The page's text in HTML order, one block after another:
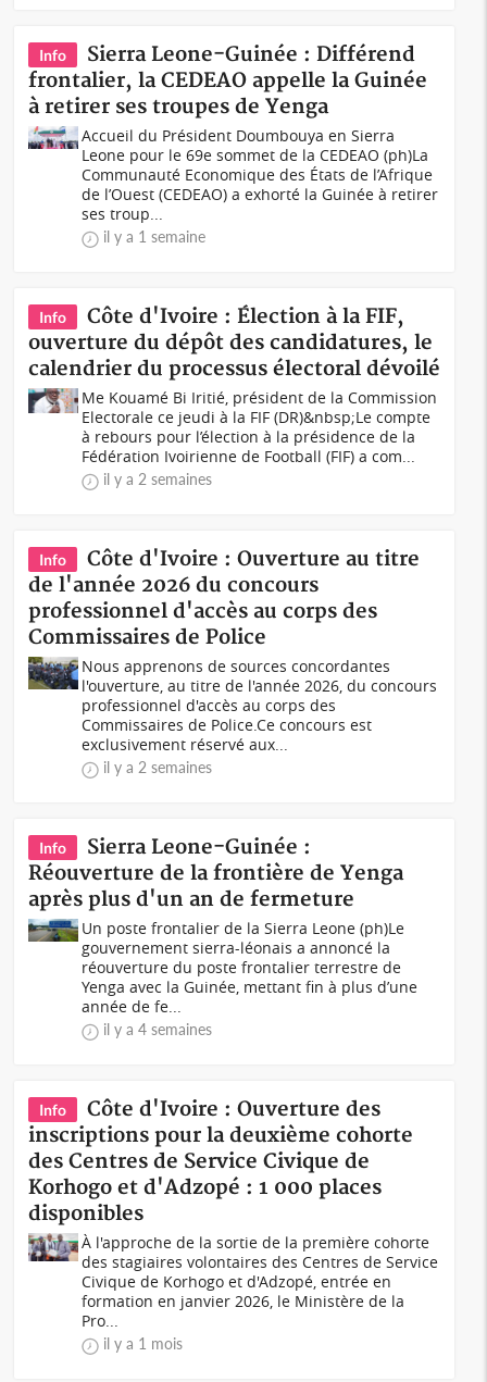
Info
Sierra Leone-Guinée : Différend
frontalier, la CEDEAO appelle la Guinée
à retirer ses troupes de Yenga
Accueil du Président Doumbouya en Sierra
Leone pour le 69e sommet de la CEDEAO (ph)La
Communauté Economique des États de l’Afrique
de l’Ouest (CEDEAO) a exhorté la Guinée à retirer
ses troup...
il y a 1 semaine
Info
Côte d'Ivoire : Élection à la FIF,
ouverture du dépôt des candidatures, le
calendrier du processus électoral dévoilé
Me Kouamé Bi Iritié, président de la Commission
Electorale ce jeudi à la FIF (DR)&nbsp;Le compte
à rebours pour l’élection à la présidence de la
Fédération Ivoirienne de Football (FIF) a com...
il y a 2 semaines
Info
Côte d'Ivoire : Ouverture au titre
de l'année 2026 du concours
professionnel d'accès au corps des
Commissaires de Police
Nous apprenons de sources concordantes
l'ouverture, au titre de l'année 2026, du concours
professionnel d'accès au corps des
Commissaires de Police.Ce concours est
exclusivement réservé aux...
il y a 2 semaines
Info
Sierra Leone-Guinée :
Réouverture de la frontière de Yenga
après plus d'un an de fermeture
Un poste frontalier de la Sierra Leone (ph)Le
gouvernement sierra-léonais a annoncé la
réouverture du poste frontalier terrestre de
Yenga avec la Guinée, mettant fin à plus d’une
année de fe...
il y a 4 semaines
Info
Côte d'Ivoire : Ouverture des
inscriptions pour la deuxième cohorte
des Centres de Service Civique de
Korhogo et d'Adzopé : 1 000 places
disponibles
À l'approche de la sortie de la première cohorte
des stagiaires volontaires des Centres de Service
Civique de Korhogo et d'Adzopé, entrée en
formation en janvier 2026, le Ministère de la
Pro...
il y a 1 mois